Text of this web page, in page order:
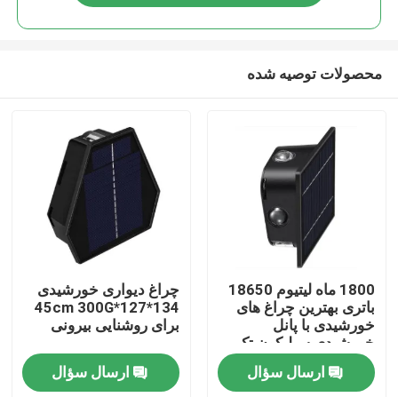
صفحه اصلی
محصولات توصیه شده
1800 ماه لیتیوم 18650
باتری بهترین چراغ های
خورشیدی با پانل
خورشیدی سیلیکون تک
کریستال
ارسال سؤال
چراغ دیواری خورشیدی
134*127*45cm 300G
برای روشنایی بیرونی
ارسال سؤال